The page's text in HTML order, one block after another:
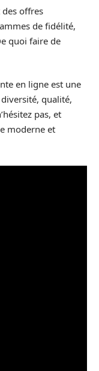
offres
de fidélité,
quoi faire de
en ligne est une
qualité,
pas, et
moderne et